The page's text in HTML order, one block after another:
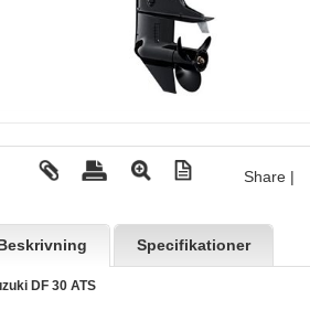
Share |
Specifikationer
DF 30 ATS